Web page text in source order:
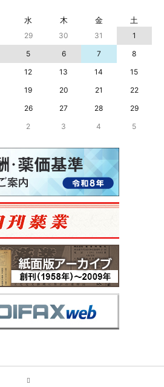
水 木 金 土
29 30 31
1
5 6 7
8
12 13 14
15
19 20 21
22
26 27 28
29
2 3 4 5